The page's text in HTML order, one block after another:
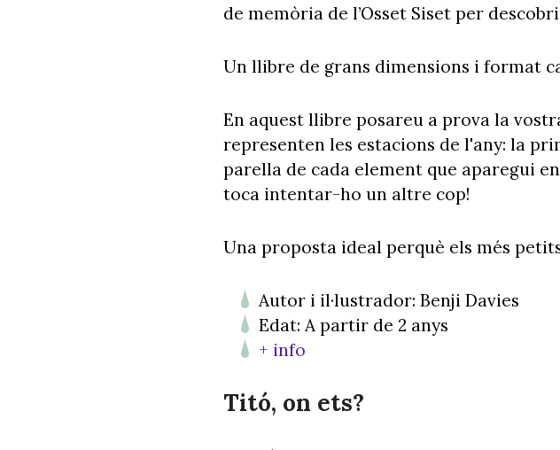
de memòria de l’Osset Siset per
Un llibre de grans dimensions i format
En aquest llibre posareu a prova la
representen les estacions de l'any: la
parella de cada element que aparegui
toca intentar-ho un altre cop!
Una proposta ideal perquè els més
Autor i il·lustrador: Benji Davies
Edat: A partir de 2 anys
+ info
Titó, on ets?